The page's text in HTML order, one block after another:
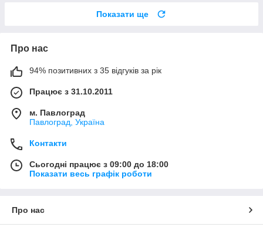
Показати ще
Про нас
94% позитивних з 35 відгуків за рік
Працює з 31.10.2011
м. Павлоград
Павлоград, Україна
Контакти
Сьогодні працює з 09:00 до 18:00
Показати весь графік роботи
Про нас